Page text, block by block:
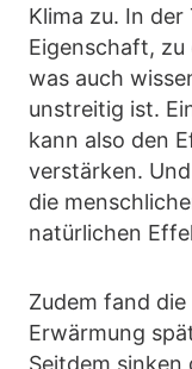
Klima zu. In
Eigenschaft,
was auch
unstreitig ist.
kann also den
verstärken.
die
natürlichen
Zudem fand
Erwärmung
Seitdem sinken